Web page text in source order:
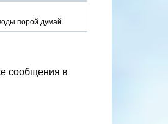
порой думай.
сообщения в